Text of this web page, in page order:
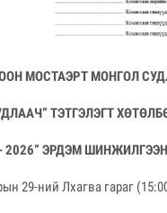
МОСТАЭРТ МОНГОЛ
ТЭТГЭЛЭГТ
2026” ЭРДЭМ
29-ний Лхагва гараг